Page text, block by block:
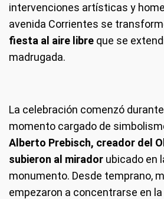
intervenciones artísticas y
avenida Corrientes se
fiesta al aire libre que se
madrugada.
La celebración comenzó
momento cargado de
Alberto Prebisch, creador del
subieron al mirador ubicado en
monumento. Desde temprano,
empezaron a concentrarse en la